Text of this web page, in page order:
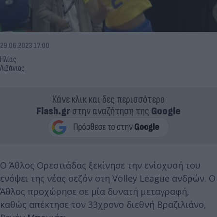
Ηλίας
Λιβάνιος
29.06.2023 17:00
Κάνε κλικ και δες περισσότερο
Flash.grστην αναζήτηση της Google
Ο Άθλος Ορεστιάδας ξεκίνησε την ενίσχυσή του
ενόψει της νέας σεζόν στη Volley League ανδρών. Ο
Άθλος προχώρησε σε μία δυνατή μεταγραφή,
καθώς απέκτησε τον 33χρονο διεθνή Βραζιλιάνο,